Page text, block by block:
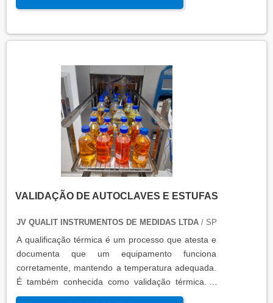
para seus clientes.
VALIDAÇÃO DE AUTOCLAVES E ESTUFAS
JV QUALIT INSTRUMENTOS DE MEDIDAS LTDA/ SP
A qualificação térmica é um processo que atesta e
documenta que um equipamento funciona
corretamente, mantendo a temperatura adequada.
É também conhecida como validação térmica. A
qualificação térmica é importante para garantir a